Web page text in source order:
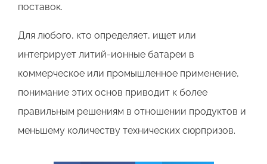
поставок.
Для любого, кто определяет, ищет или
интегрирует литий-ионные батареи в
коммерческое или промышленное применение,
понимание этих основ приводит к более
правильным решениям в отношении продуктов и
меньшему количеству технических сюрпризов.